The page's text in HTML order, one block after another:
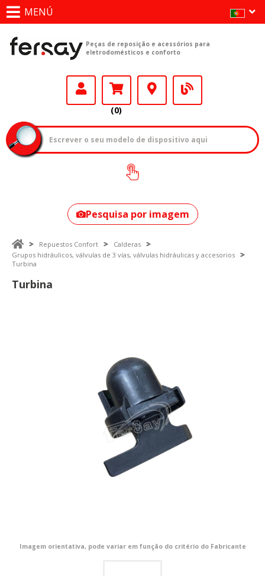
MENÚ
Peças de reposição e acessórios para
eletrodomésticos e conforto
(0)
Como encontrar
o seu modelo?
Pesquisa por imagem
Repuestos Confort
Calderas
Grupos hidráulicos, válvulas de 3 vías, válvulas hidráulicas y accesorios
Turbina
Turbina
Imagem orientativa, pode variar em função do critério do Fabricante